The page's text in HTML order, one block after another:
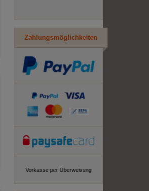
Zahlungsmöglichkeiten
Vorkasse per Überweisung